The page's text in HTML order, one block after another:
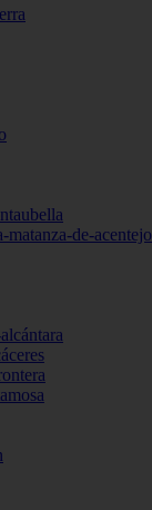
matanza-de-acentejo